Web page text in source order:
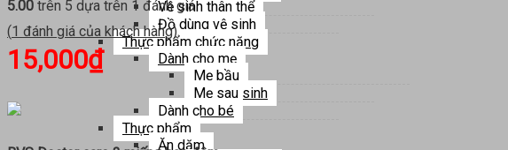
Vệ sinh thân thể
Đồ dùng vệ sinh
Thực phẩm chức năng
Dành cho mẹ
Mẹ bầu
Mẹ sau sinh
Dành cho bé
Thực phẩm
Ăn dặm
5.00 trên 5 dựa trên 1 đánh giá
(1 đánh giá của khách hàng)
15,000₫